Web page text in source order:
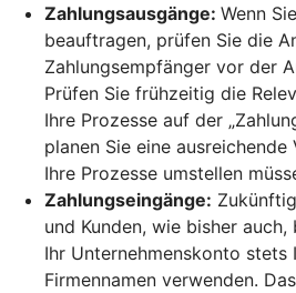
Zahlungsausgänge: Wenn
beauftragen, prüfen Sie die
Zahlungsempfänger vor der
Prüfen Sie frühzeitig die
Ihre Prozesse auf der
planen Sie eine
Ihre Prozesse umstellen
Zahlungseingänge:
und Kunden, wie bisher
Ihr Unternehmenskonto stets
Firmennamen verwenden.